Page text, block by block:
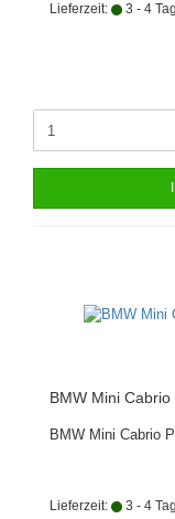
Lieferzeit: 3 - 4
BMW Mini
BMW Mini Cabrio
Lieferzeit: 3 - 4